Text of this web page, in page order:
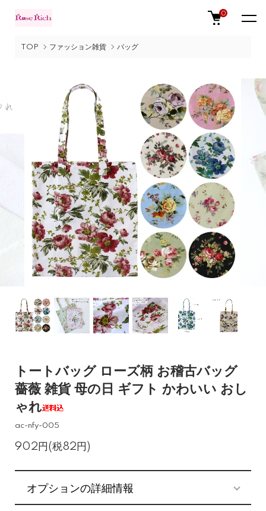
0
TOP ファッション雑貨 バッグ
トートバッグ ローズ柄 お稽古バッグ
薔薇 雑貨 母の日 ギフト かわいい おし
ゃれ
ac-nfy-005
902円(税82円)
オプションの詳細情報